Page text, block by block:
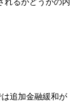
れるかどうかの内
追加金融緩和が